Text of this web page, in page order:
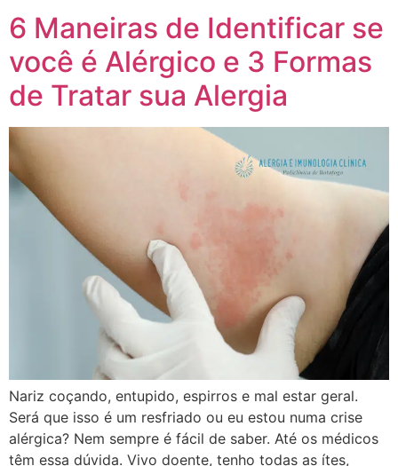
6 Maneiras de Identificar se
você é Alérgico e 3 Formas
de Tratar sua Alergia
Nariz coçando, entupido, espirros e mal estar geral.
Será que isso é um resfriado ou eu estou numa crise
alérgica? Nem sempre é fácil de saber. Até os médicos
têm essa dúvida. Vivo doente, tenho todas as ítes,